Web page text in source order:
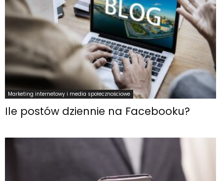
Marketing internetowy i media społecznościowe
Ile postów dziennie na Facebooku?